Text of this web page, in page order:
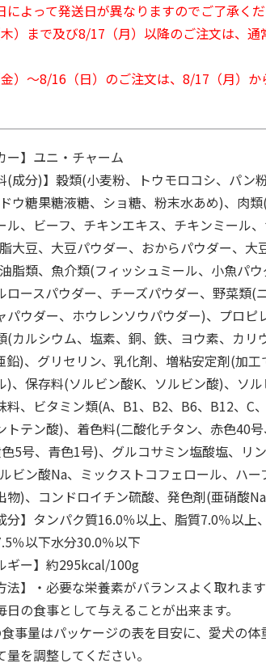
をとる砂専用 猫ト
イレ ナチュラルグ
レー
1,550円
(送料別・税込)
らない消臭・抗菌サ
ンド 4L
1,320円
(送料別・税込)
無添加良品
ムデンタル
ぐるぐるボ
470円
(送料別・税
によって発送日が異なりますのでご了承くだ
）まで及び8/17（月）以降のご注文は、
）～8/16（日）のご注文は、8/17（月）
ー】ユニ・チャーム
(成分)】穀類(小麦粉、トウモロコシ、パン
ウ糖果糖液糖、ショ糖、粉末水あめ)、肉
ル、ビーフ、チキンエキス、チキンミール、
大豆、大豆パウダー、おからパウダー、大
脂類、魚介類(フィッシュミール、小魚パ
ロースパウダー、チーズパウダー、野菜類(
パウダー、ホウレンソウパウダー)、プロピ
(カルシウム、塩素、銅、鉄、ヨウ素、カリ
鉛)、グリセリン、乳化剤、増粘安定剤(加
)、保存料(ソルビン酸K、ソルビン酸)、ソ
料、ビタミン類(A、B1、B2、B6、B12、C
トテン酸)、着色料(二酸化チタン、赤色40
5号、青色1号)、グルコサミン塩酸塩、リ
ビン酸Na、ミックストコフェロール、ハー
物)、コンドロイチン硫酸、発色剤(亜硝酸
分】タンパク質16.0％以上、脂質7.0％以上
％以下水分30.0％以下
ギー】約295kcal/100g
法】・必要な栄養素がバランスよく取れま
日の食事として与えることが出来ます。
食事量はパッケージの表を目安に、愛犬の
量を調整してください。